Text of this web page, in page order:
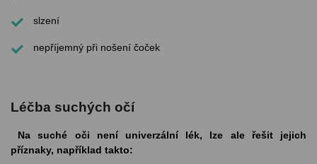
slzení
nepříjemný při nošení čoček
Léčba suchých očí
Na suché oči není univerzální lék, lze ale řešit jejich
příznaky, například takto: